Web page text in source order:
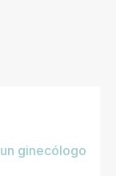
ginecólogo